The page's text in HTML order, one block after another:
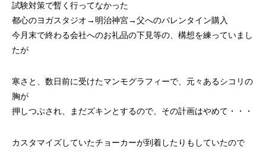
試験対策で暫く行ってなかった
都心のヨガスタジオ→明治神宮→父へのバレンタイン購入
今月末で終わる会社へのお礼品の下見等の、構想を練っていまし
たが
寒さと、数日前に受けたマンモグラフィーで、元々あるシコリの
胸が
押しつぶされ、まだズキンとするので、その計画はやめて・・・
カスタマイズしていたチョーカーが到着したりもしていたので